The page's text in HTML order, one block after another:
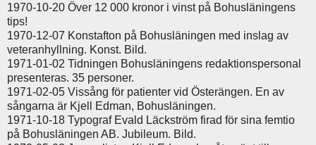
1970-10-20 Över 12 000 kronor i vinst på Bohusläningens
tips!
1970-12-07 Konstafton på Bohusläningen med inslag av
veteranhyllning. Konst. Bild.
1971-01-02 Tidningen Bohusläningens redaktionspersonal
presenteras. 35 personer.
1971-02-05 Vissång för patienter vid Österängen. En av
sångarna är Kjell Edman, Bohusläningen.
1971-10-18 Typograf Evald Läckström firad för sina femtio
på Bohusläningen AB. Jubileum. Bild.